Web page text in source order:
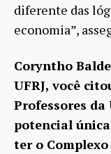
diferente das
economia”,
Coryntho
UFRJ, você
Professores da
potencial
ter o